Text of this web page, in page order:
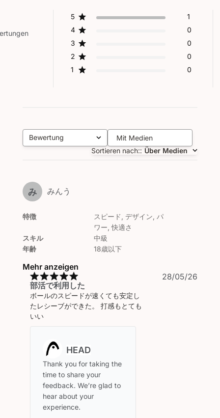
5
1
4
0
3
0
2
0
1
0
Bewertung
Alle Bewertungen
Mit Medien
Sortieren nach:: Über Medien
み みんう
特徴
スキル
年齢
スピード, デザイン, パ
ワー, 快適さ
中級
18歳以下
Mehr anzeigen
部活で利用した
ボールのスピードが速くても安定し
たレシーブができた。 打感もとても
いい
Kommentare
des
Store-
Besitzers
zu
{{Reviewer_name}}s
Bewertung
von
Thank you for taking the
time to share your
feedback. We’re glad to
hear about your
experience.
28/05/26